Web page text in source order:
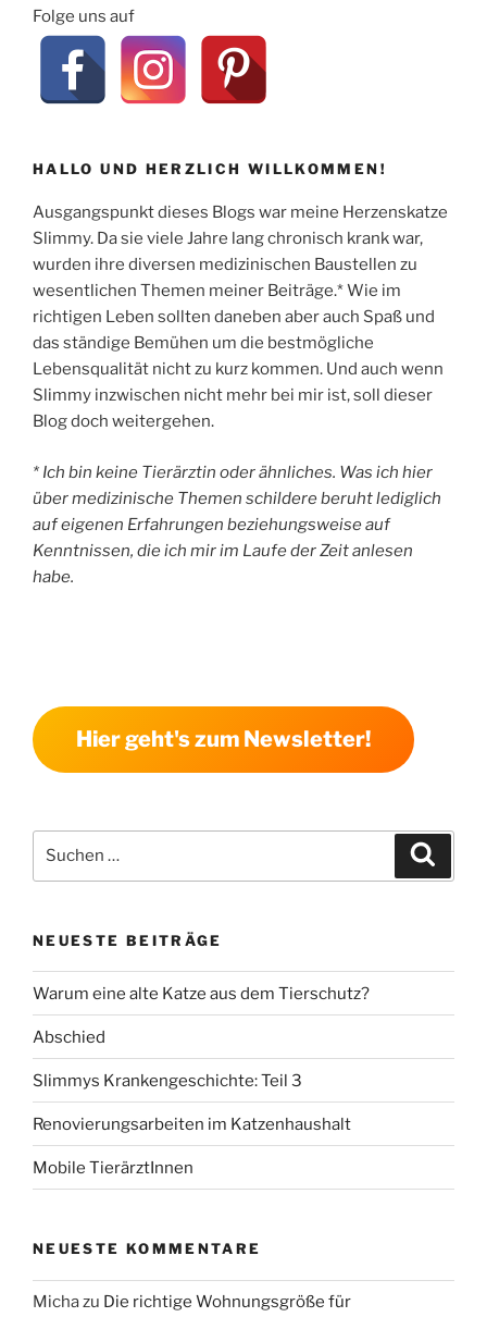
Folge uns auf
HALLO UND HERZLICH WILLKOMMEN!
Ausgangspunkt dieses Blogs war meine Herzenskatze
Slimmy. Da sie viele Jahre lang chronisch krank war,
wurden ihre diversen medizinischen Baustellen zu
wesentlichen Themen meiner Beiträge.* Wie im
richtigen Leben sollten daneben aber auch Spaß und
das ständige Bemühen um die bestmögliche
Lebensqualität nicht zu kurz kommen. Und auch wenn
Slimmy inzwischen nicht mehr bei mir ist, soll dieser
Blog doch weitergehen.
* Ich bin keine Tierärztin oder ähnliches. Was ich hier
über medizinische Themen schildere beruht lediglich
auf eigenen Erfahrungen beziehungsweise auf
Kenntnissen, die ich mir im Laufe der Zeit anlesen
habe.
Hier geht's zum Newsletter!
nach:
NEUESTE BEITRÄGE
Warum eine alte Katze aus dem Tierschutz?
Abschied
Slimmys Krankengeschichte: Teil 3
Renovierungsarbeiten im Katzenhaushalt
Mobile TierärztInnen
NEUESTE KOMMENTARE
Michazu Die richtige Wohnungsgröße für